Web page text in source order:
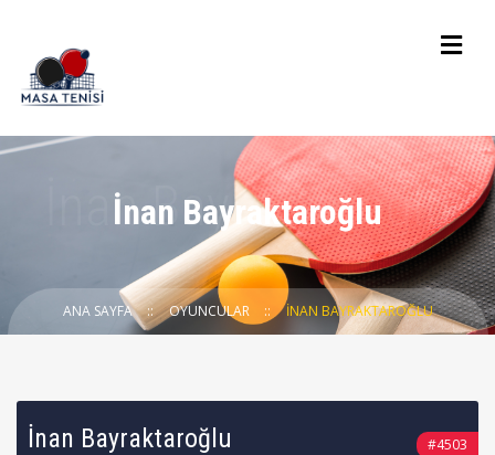
İnan Bayraktaroğlu
ANA SAYFA OYUNCULAR İNAN BAYRAKTAROĞLU
İnan Bayraktaroğlu #4503